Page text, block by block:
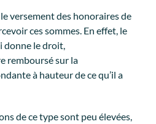
le versement des honoraires de
ces sommes. En effet, le
donne le droit,
remboursé sur la
à hauteur de ce qu’il a
de ce type sont peu élevées,